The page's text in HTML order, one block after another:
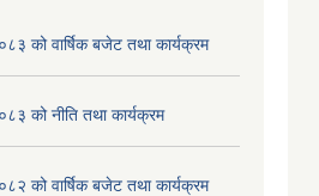
को वार्षिक बजेट तथा कार्यक्रम
को नीति तथा कार्यक्रम
को वार्षिक बजेट तथा कार्यक्रम